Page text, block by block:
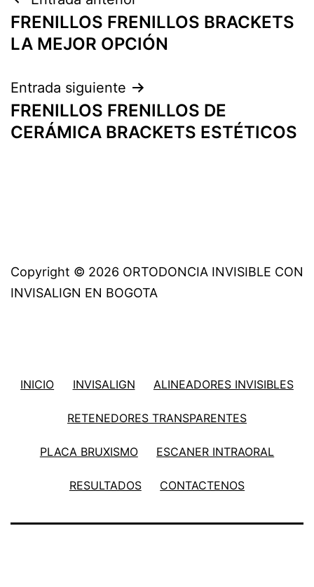
de
FRENILLOS FRENILLOS BRACKETS
LA MEJOR OPCIÓN
Entrada siguiente
FRENILLOS FRENILLOS DE
CERÁMICA BRACKETS ESTÉTICOS
Copyright © 2026 ORTODONCIA INVISIBLE CON
INVISALIGN EN BOGOTA
INICIO INVISALIGN ALINEADORES INVISIBLES
RETENEDORES TRANSPARENTES
PLACA BRUXISMO ESCANER INTRAORAL
RESULTADOS CONTACTENOS